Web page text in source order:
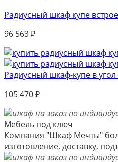
Радиусный шкаф купе
96 563₽
Радиусный шкаф-купе в угол
105 470₽
Мебель под ключ
Компания "Шкаф Мечты"
изготовление, доставку,